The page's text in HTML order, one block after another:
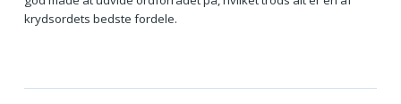
krydsordets bedste fordele.